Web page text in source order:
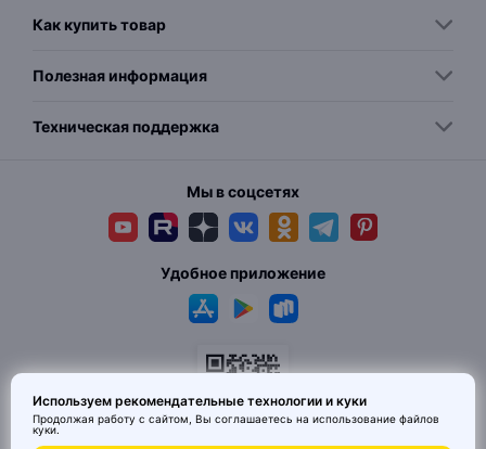
Как купить товар
Полезная информация
Техническая поддержка
Мы в соцсетях
Удобное приложение
Используем рекомендательные технологии и куки
Продолжая работу с сайтом, Вы соглашаетесь на использование файлов
куки.